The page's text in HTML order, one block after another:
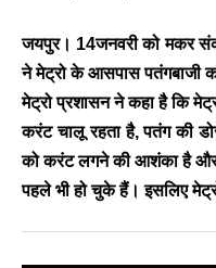
जयपुर। 14जनवरी को मकर
ने मेट्रो के आसपास पतंगबाजी
मेट्रो प्रशासन ने कहा है कि
करंट चालू रहता है, पतंग की
को करंट लगने की आशंका है
पहले भी हो चुके हैं। इसलिए